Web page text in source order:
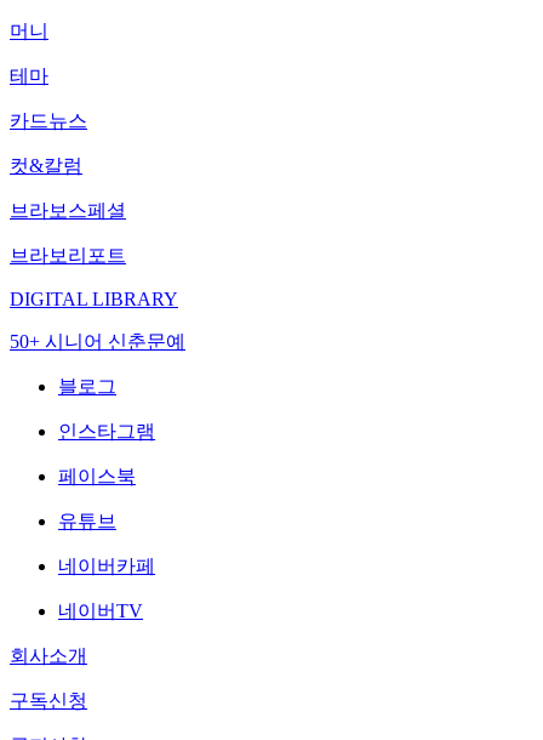
머니
테마
카드뉴스
컷&칼럼
브라보스페셜
브라보리포트
DIGITAL LIBRARY
50+ 시니어 신춘문예
블로그
인스타그램
페이스북
유튜브
네이버카페
네이버TV
회사소개
구독신청